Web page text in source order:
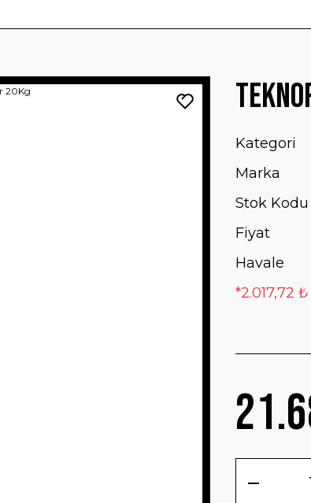
Kategori
Marka
Stok Kodu
Fiyat
Havale
*2.017,72